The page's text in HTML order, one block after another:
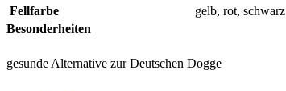
Fellfarbe
gelb, rot, schwarz
Besonderheiten
gesunde Alternative zur Deutschen Dogge